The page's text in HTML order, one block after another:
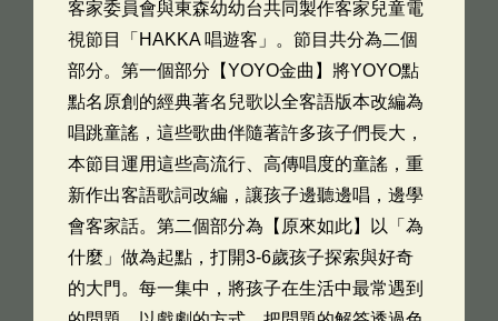
客家委員會與東森幼幼台共同製作客家兒童電
視節目「HAKKA 唱遊客」。節目共分為二個
部分。第一個部分【YOYO金曲】將YOYO點
點名原創的經典著名兒歌以全客語版本改編為
唱跳童謠，這些歌曲伴隨著許多孩子們長大，
本節目運用這些高流行、高傳唱度的童謠，重
新作出客語歌詞改編，讓孩子邊聽邊唱，邊學
會客家話。第二個部分為【原來如此】以「為
什麼」做為起點，打開3-6歲孩子探索與好奇
的大門。每一集中，將孩子在生活中最常遇到